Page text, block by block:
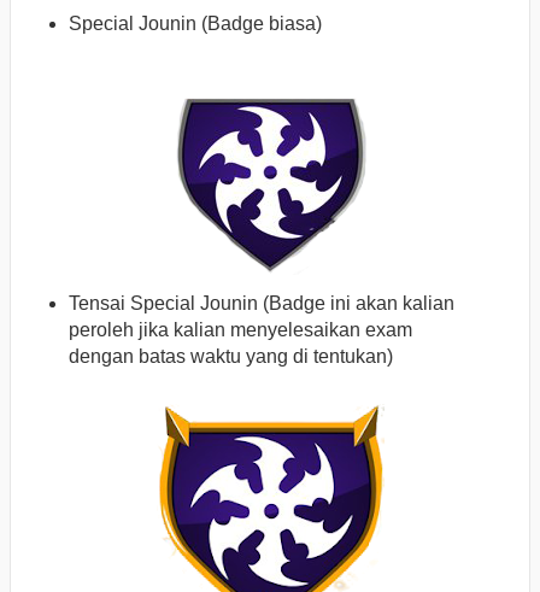
Special Jounin (Badge biasa)
Tensai Special Jounin (Badge ini akan kalian
peroleh jika kalian menyelesaikan exam
dengan batas waktu yang di tentukan)